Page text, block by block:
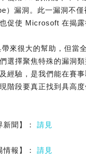
）漏洞。此一漏洞不
促使 Microsoft 在揭露
來很大的幫助，但當
選擇聚焦特殊的漏洞
經驗，是我們能在賽
階段要真正找到具高
聞】： 請見
報】： 請見